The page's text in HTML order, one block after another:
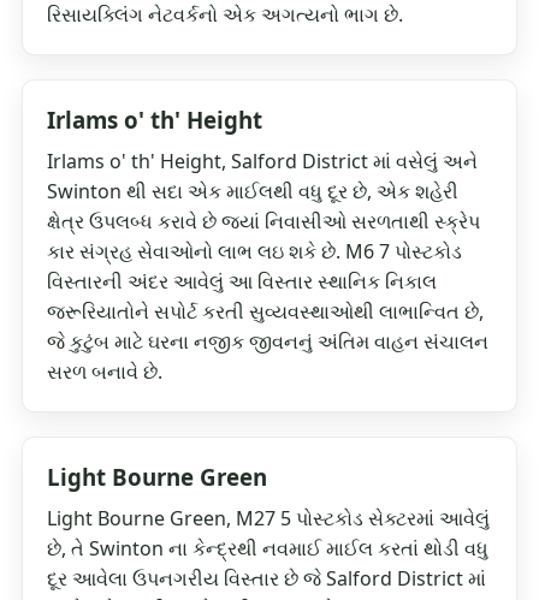
રિસાયક્લિંગ નેટવર્કનો એક અગત્યનો ભાગ છે.
Irlams o' th' Height
Irlams o' th' Height, Salford District માં વસેલું અને
Swinton થી સદા એક માઈલથી વધુ દૂર છે, એક શહેરી
ક્ષેત્ર ઉપલબ્ધ કરાવે છે જ્યાં નિવાસીઓ સરળતાથી સ્ક્રેપ
કાર સંગ્રહ સેવાઓનો લાભ લઇ શકે છે. M6 7 પોસ્ટકોડ
વિસ્તારની અંદર આવેલું આ વિસ્તાર સ્થાનિક નિકાલ
જરૂરિયાતોને સપોર્ટ કરતી સુવ્યવસ્થાઓથી લાભાન્વિત છે,
જે કુટુંબ માટે ઘરના નજીક જીવનનું અંતિમ વાહન સંચાલન
સરળ બનાવે છે.
Light Bourne Green
Light Bourne Green, M27 5 પોસ્ટકોડ સેક્ટરમાં આવેલું
છે, તે Swinton ના કેન્દ્રથી નવમાઈ માઈલ કરતાં થોડી વધુ
દૂર આવેલા ઉપનગરીય વિસ્તાર છે જે Salford District માં